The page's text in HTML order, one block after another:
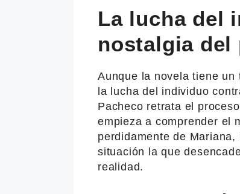
La lucha del
nostalgia del
Aunque la novela tiene
la lucha del individuo
Pacheco retrata el
empieza a comprender el
perdidamente de
situación la que
realidad.